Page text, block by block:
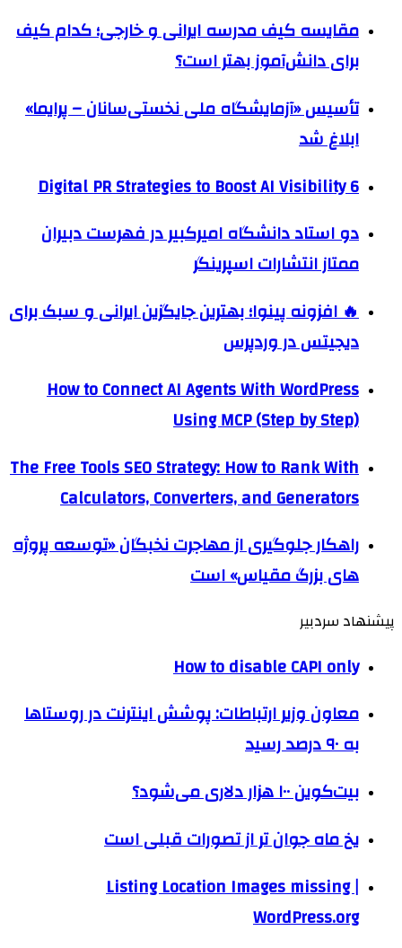
مقایسه کیف مدرسه ایرانی و خارجی؛ کدام کیف
برای دانش‌آموز بهتر است؟
تأسیس «آزمایشگاه ملی نخستی‌سانان – پرایما»
ابلاغ شد
6 Digital PR Strategies to Boost AI Visibility
دو استاد دانشگاه امیرکبیر در فهرست دبیران
ممتاز انتشارات اسپرینگر
🔥 افزونه پینوا؛ بهترین جایگزین ایرانی و سبک برای
دیجیتس در وردپرس
How to Connect AI Agents With WordPress
Using MCP (Step by Step)
The Free Tools SEO Strategy: How to Rank With
Calculators, Converters, and Generators
راهکار جلوگیری از مهاجرت نخبگان «توسعه پروژه
های بزرگ مقیاس» است
پیشنهاد سردبیر
How to disable CAPI only
معاون وزیر ارتباطات: پوشش اینترنت در روستاها
به ۹۰ درصد رسید
بیت‌کوین ۱۰۰ هزار دلاری می‌شود؟
یخ ماه جوان تر از تصورات قبلی است
Listing Location Images missing |
WordPress.org